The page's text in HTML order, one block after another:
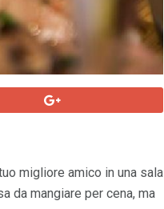
migliore amico in una sala
da mangiare per cena, ma